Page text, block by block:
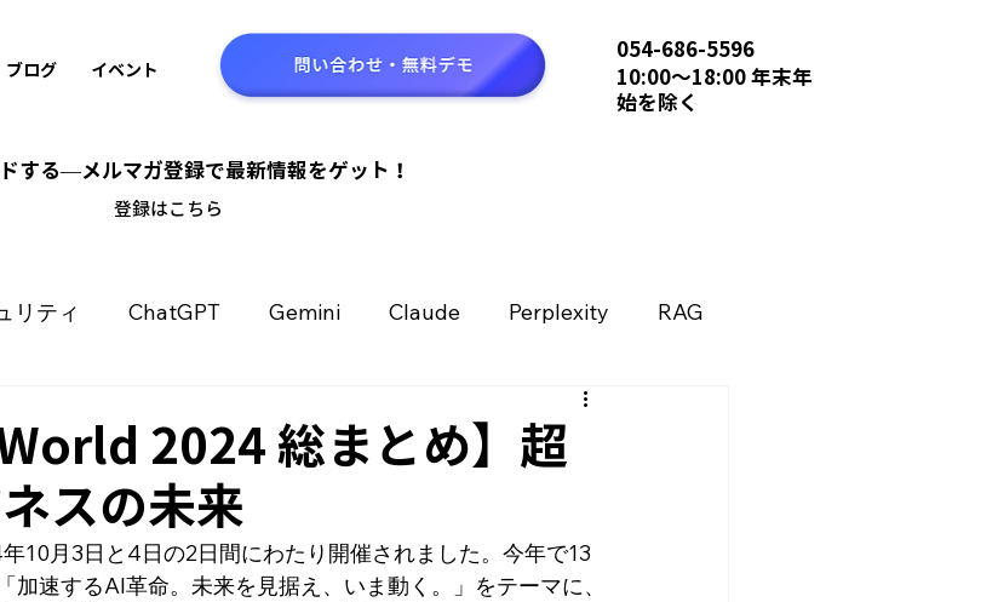
ブログ イベント
054-686-5596
10:00〜18:00 年末年
始を除く
する—メルマガ登録で最新情報をゲット！
​登録はこちら
リティ ChatGPT Gemini Claude Perplexity RAG
テクノロジー
Llama Dify
2024 総まとめ】超
スの未来
10月3日と4日の2日間にわたり開催されました。今年で13
加速するAI革命。未来を見据え、いま動く。」をテーマに、